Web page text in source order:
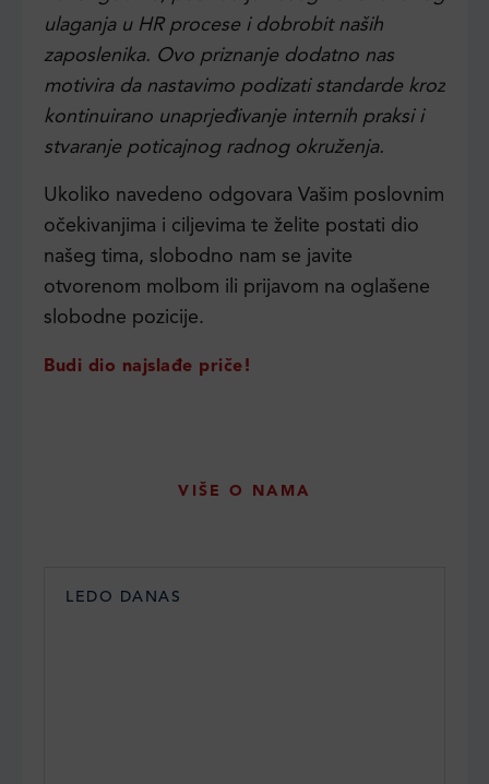
ulaganja u HR procese i dobrobit naših
zaposlenika. Ovo priznanje dodatno nas
motivira da nastavimo podizati standarde kroz
kontinuirano unaprjeđivanje internih praksi i
stvaranje poticajnog radnog okruženja.
Ukoliko navedeno odgovara Vašim poslovnim
očekivanjima i ciljevima te želite postati dio
našeg tima, slobodno nam se javite
otvorenom molbom ili prijavom na oglašene
slobodne pozicije.
Budi dio najslađe priče!
VIŠE O NAMA
LEDO DANAS